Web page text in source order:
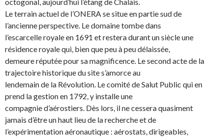
octogonal, aujourd’hui l’étang de Chalais.
Le terrain actuel de l’ONERA se situe en partie sud de
l’ancienne perspective. Le domaine tombe dans
l’escarcelle royale en 1691 et restera durant un siècle une
résidence royale qui, bien que peu à peu délaissée,
demeure réputée pour sa magnificence. Le second acte de la
trajectoire historique du site s’amorce au
lendemain de la Révolution. Le comité de Salut Public qui en
prend la gestion en 1792, y installe une
compagnie d’aérostiers. Dès lors, il ne cessera quasiment
jamais d’être un haut lieu de la recherche et de
l’expérimentation aéronautique : aérostats, dirigeables,